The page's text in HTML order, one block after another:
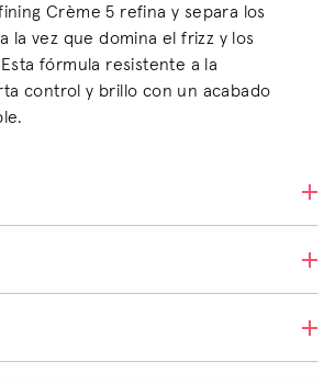
Crème 5 refina y separa los
la vez que domina el frizz y los
fórmula resistente a la
control y brillo con un acabado